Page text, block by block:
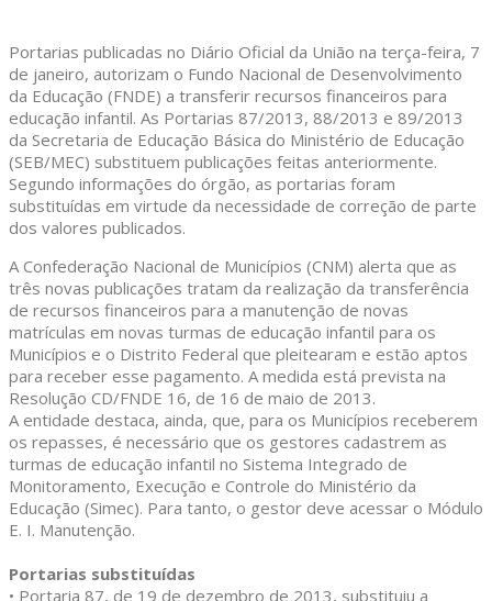
Portarias publicadas no Diário Oficial da União na terça-feira, 7
de janeiro, autorizam o Fundo Nacional de Desenvolvimento
da Educação (FNDE) a transferir recursos financeiros para
educação infantil. As Portarias 87/2013, 88/2013 e 89/2013
da Secretaria de Educação Básica do Ministério de Educação
(SEB/MEC) substituem publicações feitas anteriormente.
Segundo informações do órgão, as portarias foram
substituídas em virtude da necessidade de correção de parte
dos valores publicados.
A Confederação Nacional de Municípios (CNM) alerta que as
três novas publicações tratam da realização da transferência
de recursos financeiros para a manutenção de novas
matrículas em novas turmas de educação infantil para os
Municípios e o Distrito Federal que pleitearam e estão aptos
para receber esse pagamento. A medida está prevista na
Resolução CD/FNDE 16, de 16 de maio de 2013.
A entidade destaca, ainda, que, para os Municípios receberem
os repasses, é necessário que os gestores cadastrem as
turmas de educação infantil no Sistema Integrado de
Monitoramento, Execução e Controle do Ministério da
Educação (Simec). Para tanto, o gestor deve acessar o Módulo
E. I. Manutenção.
Portarias substituídas
• Portaria 87, de 19 de dezembro de 2013, substituiu a